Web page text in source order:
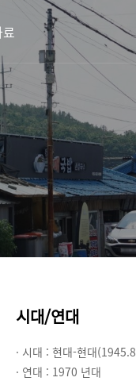
시대/연대
· 시대 : 현대-현대
· 연대 : 1970 년대